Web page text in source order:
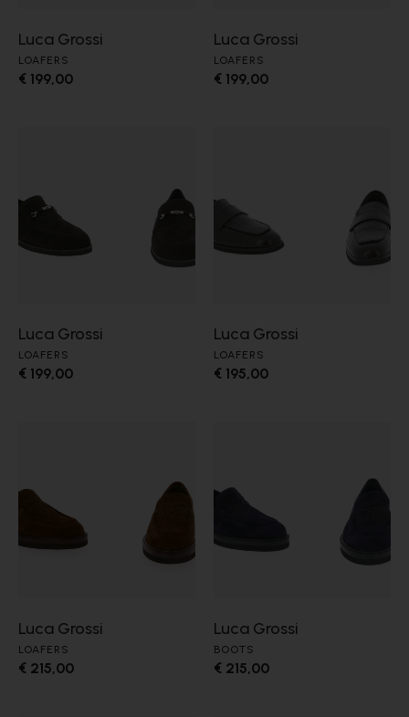
Luca Grossi
LOAFERS
€ 199,00
Luca Grossi
LOAFERS
€ 199,00
Luca Grossi
LOAFERS
€ 199,00
Luca Grossi
LOAFERS
€ 195,00
Luca Grossi
LOAFERS
€ 215,00
Luca Grossi
BOOTS
€ 215,00